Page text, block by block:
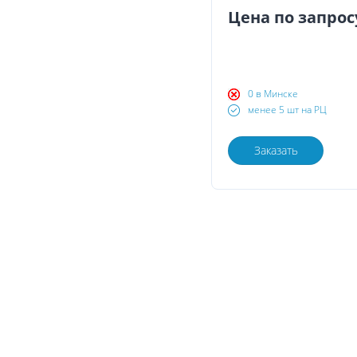
Цена по
0 в Минске
менее 5 шт на РЦ
Заказать